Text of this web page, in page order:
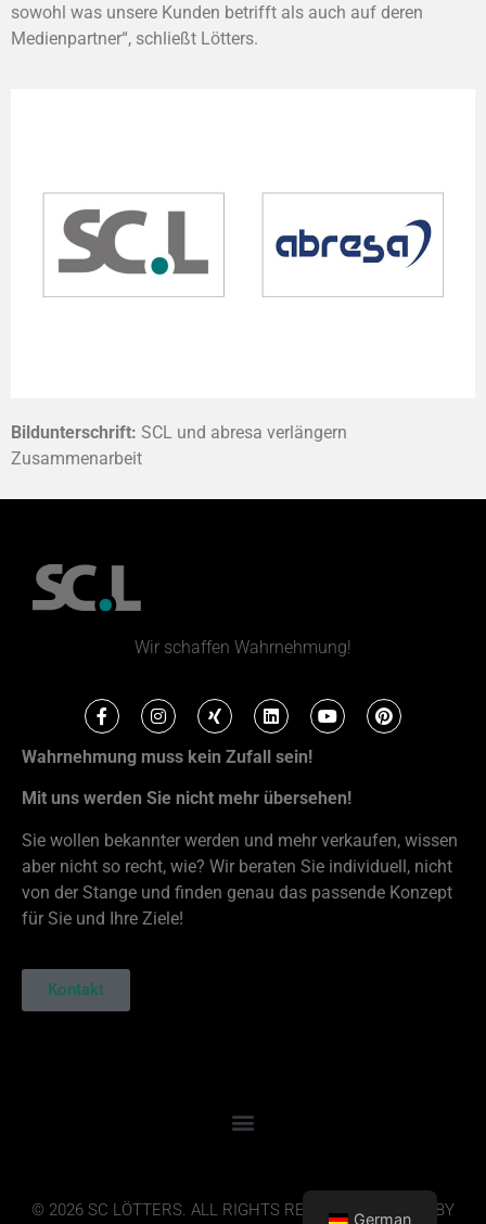
sowohl was unsere Kunden betrifft als auch auf deren
Medienpartner“, schließt Lötters.
Bildunterschrift: SCL und abresa verlängern
Zusammenarbeit
Wir schaffen Wahrnehmung!
Wahrnehmung muss kein Zufall sein!
Mit uns werden Sie nicht mehr übersehen!
Sie wollen bekannter werden und mehr verkaufen, wissen
aber nicht so recht, wie? Wir beraten Sie individuell, nicht
von der Stange und finden genau das passende Konzept
für Sie und Ihre Ziele!
Kontakt
© 2026 SC LÖTTERS. ALL RIGHTS RESERVED. DESIGN BY
German